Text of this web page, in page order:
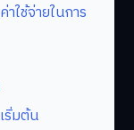
ใช้จ่ายในการ
ริ่มต้น